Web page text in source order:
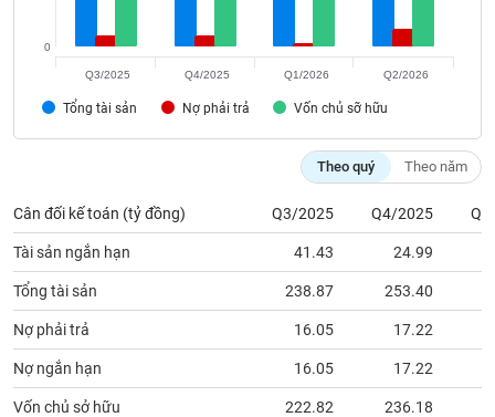
Tổng tài sản Nợ phải trả Vốn chủ sỡ hữu
0
Q3/2025 Q4/2025 Q1/2026 Q2/2026
Theo quý Theo năm
Cân đối kế toán (tỷ đồng) Q3/2025 Q4/2025
Tài sản ngắn hạn 41.43 24.99
Tổng tài sản 238.87 253.40
Nợ phải trả 16.05 17.22
Nợ ngắn hạn 16.05 17.22
Vốn chủ sở hữu 222.82 236.18
đầu
tư
Truyền
thông
tài
chính